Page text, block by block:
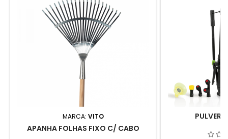
MARCA: VITO
APANHA FOLHAS FIXO C/ CABO